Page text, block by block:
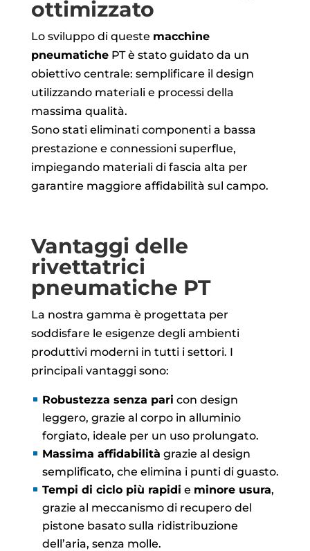
ottimizzato
Lo sviluppo di queste macchine
pneumatichePT è stato guidato da un
obiettivo centrale: semplificare il design
utilizzando materiali e processi della
massima qualità.
Sono stati eliminati componenti a bassa
prestazione e connessioni superflue,
impiegando materiali di fascia alta per
garantire maggiore affidabilità sul campo.
Vantaggi delle
rivettatrici
pneumatiche PT
La nostra gamma è progettata per
soddisfare le esigenze degli ambienti
produttivi moderni in tutti i settori. I
principali vantaggi sono:
Robustezza senza pari con design
leggero, grazie al corpo in alluminio
forgiato, ideale per un uso prolungato.
Massima affidabilità grazie al design
semplificato, che elimina i punti di guasto.
Tempi di ciclo più rapidi e minore usura,
grazie al meccanismo di recupero del
pistone basato sulla ridistribuzione
dell’aria, senza molle.